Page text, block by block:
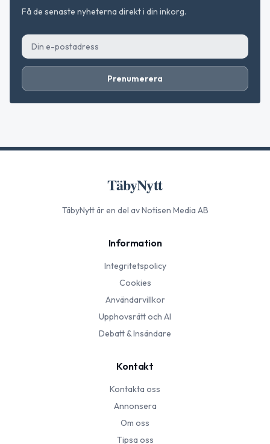
Få de senaste nyheterna direkt i din inkorg.
Prenumerera
TäbyNytt
TäbyNyttär en del av Notisen Media AB
Information
Integritetspolicy
Cookies
Användarvillkor
Upphovsrätt och AI
Debatt & Insändare
Kontakt
Kontakta oss
Annonsera
Om oss
Tipsa oss